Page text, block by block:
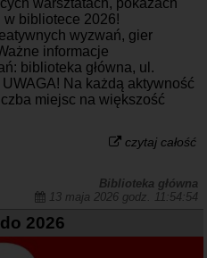
warsztatach, pokazach
bibliotece 2026!
wyzwań, gier
informacje
biblioteka główna, ul.
Na każdą aktywność
miejsc na większość
czytaj całość
Biblioteka główna
13 maja 2026 godz. 11:54:54
2026